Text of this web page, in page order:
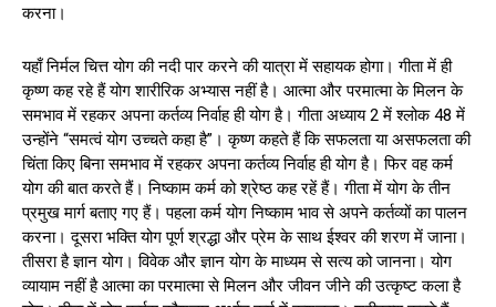
करना।
यहाँ निर्मल चित्त योग की नदी पार करने की यात्रा में सहायक होगा। गीता में ही
कृष्ण कह रहे हैं योग शारीरिक अभ्यास नहीं है। आत्मा और परमात्मा के मिलन के
समभाव में रहकर अपना कर्तव्य निर्वाह ही योग है। गीता अध्याय 2 में श्लोक 48 में
उन्होंने “समत्वं योग उच्चते कहा है”। कृष्ण कहते हैं कि सफलता या असफलता की
चिंता किए बिना समभाव में रहकर अपना कर्तव्य निर्वाह ही योग है। फिर वह कर्म
योग की बात करते हैं। निष्काम कर्म को श्रेष्ठ कह रहें हैं। गीता में योग के तीन
प्रमुख मार्ग बताए गए हैं। पहला कर्म योग निष्काम भाव से अपने कर्तव्यों का पालन
करना। दूसरा भक्ति योग पूर्ण श्रद्धा और प्रेम के साथ ईश्वर की शरण में जाना।
तीसरा है ज्ञान योग। विवेक और ज्ञान योग के माध्यम से सत्य को जानना। योग
व्यायाम नहीं है आत्मा का परमात्मा से मिलन और जीवन जीने की उत्कृष्ट कला है